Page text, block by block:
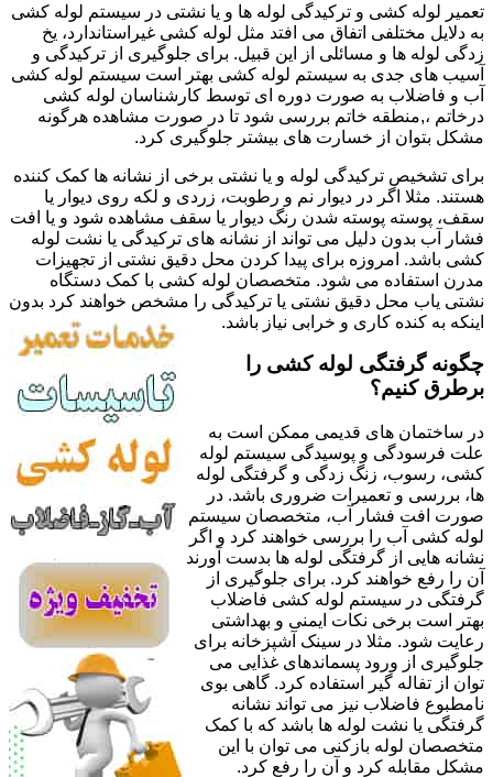
تعمیر لوله کشی و ترکیدگی لوله ها و یا نشتی در سیستم لوله کشی
به دلایل مختلفی اتفاق می افتد مثل لوله کشی غیراستاندارد، یخ
زدگی لوله ها و مسائلی از این قبیل. برای جلوگیری از ترکیدگی و
آسیب های جدی به سیستم لوله کشی بهتر است سیستم لوله کشی
آب و فاضلاب به صورت دوره ای توسط کارشناسان لوله کشی
درخاتم ،,منطقه خاتم بررسی شود تا در صورت مشاهده هرگونه
مشکل بتوان از خسارت های بیشتر جلوگیری کرد.
برای تشخیص ترکیدگی لوله و یا نشتی برخی از نشانه ها کمک کننده
هستند. مثلا اگر در دیوار نم و رطوبت، زردی و لکه روی دیوار یا
سقف، پوسته پوسته شدن رنگ دیوار یا سقف مشاهده شود و یا افت
فشار آب بدون دلیل می تواند از نشانه های ترکیدگی یا نشت لوله
کشی باشد. امروزه برای پیدا کردن محل دقیق نشتی از تجهیزات
مدرن استفاده می شود. متخصصان لوله کشی با کمک دستگاه
نشتی یاب محل دقیق نشتی یا ترکیدگی را مشخص خواهند کرد بدون
اینکه به کنده کاری و خرابی نیاز باشد.
چگونه گرفتگی لوله کشی را
برطرق کنیم؟
در ساختمان های قدیمی ممکن است به
علت فرسودگی و پوسیدگی سیستم لوله
کشی، رسوب، زنگ زدگی و گرفتگی لوله
ها، بررسی و تعمیرات ضروری باشد. در
صورت افت فشار آب، متخصصان سیستم
لوله کشی آب را بررسی خواهند کرد و اگر
نشانه هایی از گرفتگی لوله ها بدست آورند
آن را رفع خواهند کرد. برای جلوگیری از
گرفتگی در سیستم لوله کشی فاضلاب
بهتر است برخی نکات ایمنی و بهداشتی
رعایت شود. مثلا در سینک آشپزخانه برای
جلوگیری از ورود پسماندهای غذایی می
توان از تفاله گیر استفاده کرد. گاهی بوی
نامطبوع فاضلاب نیز می تواند نشانه
گرفتگی یا نشت لوله ها باشد که با کمک
متخصصان لوله بازکنی می توان با این
مشکل مقابله کرد و آن را رفع کرد.